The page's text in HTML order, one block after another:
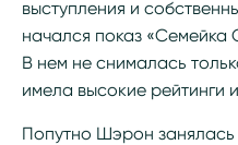
выступления и
начался показ
В нем не снималась
имела высокие рейтинги
Попутно Шэрон